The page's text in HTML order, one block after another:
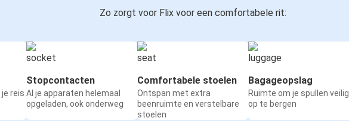
Zo zorgt voor Flix voor een comfortabele rit:
reis
Stopcontacten
Al je apparaten helemaal
opgeladen, ook onderweg
Comfortabele stoelen
Ontspan met extra
beenruimte en verstelbare
stoelen
Bagageopslag
Ruimte om je spullen veilig
op te bergen